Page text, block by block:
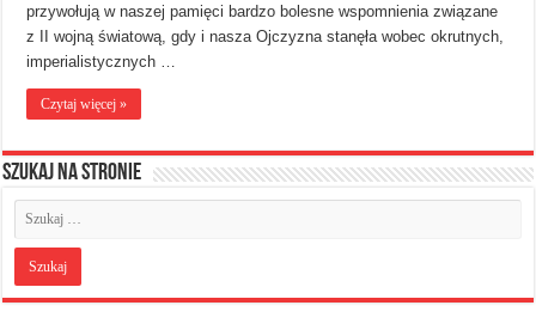
przywołują w naszej pamięci bardzo bolesne wspomnienia związane
z II wojną światową, gdy i nasza Ojczyzna stanęła wobec okrutnych,
imperialistycznych …
Czytaj więcej »
Szukaj na stronie